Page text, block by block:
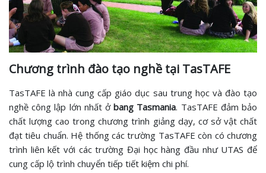
Chương trình đào tạo nghề tại TasTAFE
TasTAFE là nhà cung cấp giáo dục sau trung học và đào tạo
nghề công lập lớn nhất ởbang Tasmania. TasTAFE đảm bảo
chất lượng cao trong chương trình giảng dạy, cơ sở vật chất
đạt tiêu chuẩn. Hệ thống các trường TasTAFE còn có chương
trình liên kết với các trường Đại học hàng đầu như UTAS để
cung cấp lộ trình chuyển tiếp tiết kiệm chi phí.